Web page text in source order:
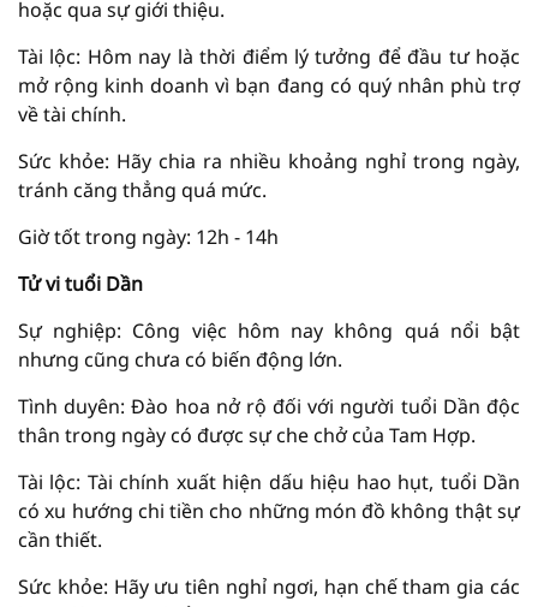
hoặc qua sự giới thiệu.
Tài lộc: Hôm nay là thời điểm lý tưởng để đầu tư hoặc
mở rộng kinh doanh vì bạn đang có quý nhân phù trợ
về tài chính.
Sức khỏe: Hãy chia ra nhiều khoảng nghỉ trong ngày,
tránh căng thẳng quá mức.
Giờ tốt trong ngày: 12h - 14h
Tử vi tuổi Dần
Sự nghiệp: Công việc hôm nay không quá nổi bật
nhưng cũng chưa có biến động lớn.
Tình duyên: Đào hoa nở rộ đối với người tuổi Dần độc
thân trong ngày có được sự che chở của Tam Hợp.
Tài lộc: Tài chính xuất hiện dấu hiệu hao hụt, tuổi Dần
có xu hướng chi tiền cho những món đồ không thật sự
cần thiết.
Sức khỏe: Hãy ưu tiên nghỉ ngơi, hạn chế tham gia các